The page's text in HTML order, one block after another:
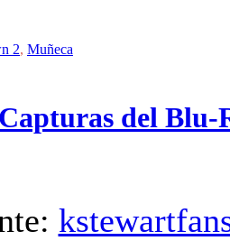
2, Muñeca
del Blu-